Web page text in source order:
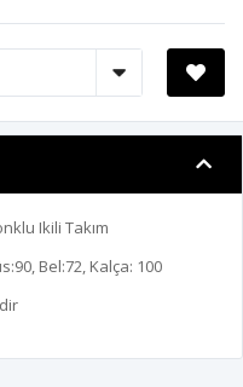
Ikili Takım
Bel:72, Kalça: 100